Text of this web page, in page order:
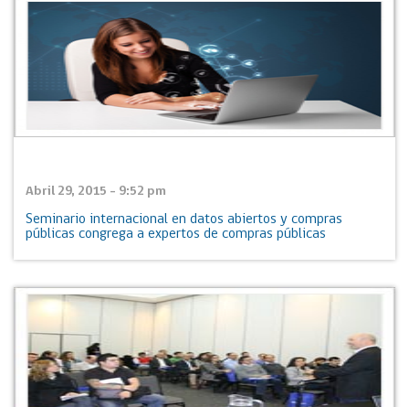
Abril 29, 2015 - 9:52 pm
Seminario internacional en datos abiertos y compras
públicas congrega a expertos de compras públicas